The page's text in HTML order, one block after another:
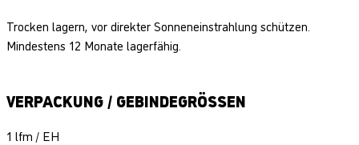
Trocken lagern, vor direkter Sonneneinstrahlung schützen.
Mindestens 12 Monate lagerfähig.
VERPACKUNG / GEBINDEGRÖSSEN
1 lfm / EH